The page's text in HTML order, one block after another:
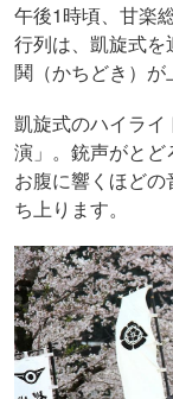
午後1時頃、甘楽
行列は、凱旋式
鬨（かちどき）が
凱旋式のハイラ
演」。銃声がと
お腹に響くほど
ち上ります。